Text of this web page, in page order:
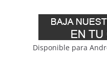
Disponible para